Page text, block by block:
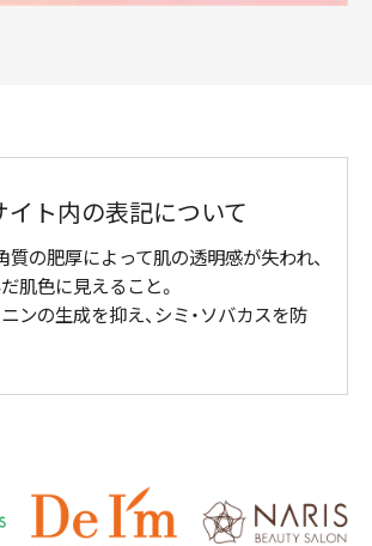
イト内の表記について
質の肥厚によって肌の透明感が失われ、
肌色に見えること。
ンの生成を抑え、シミ・ソバカスを防